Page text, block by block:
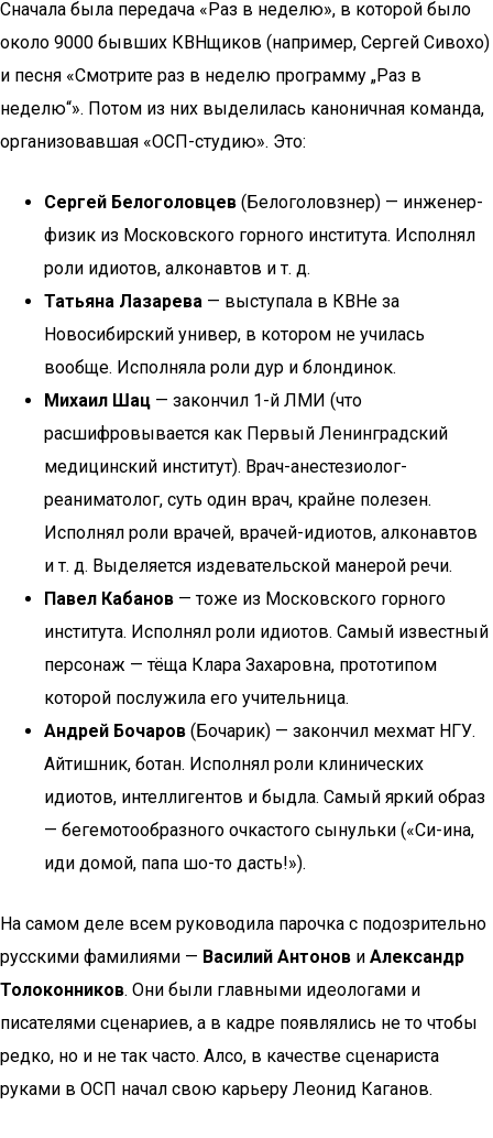
Сначала была передача «Раз в неделю», в которой было
около 9000 бывших КВНщиков (например, Сергей Сивохо)
и песня «Смотрите раз в неделю программу „Раз в
неделю“». Потом из них выделилась каноничная команда,
организовавшая «ОСП-студию». Это:
Сергей Белоголовцев (Белоголовзнер) — инженер-
физик из Московского горного института. Исполнял
роли идиотов, алконавтов и т. д.
Татьяна Лазарева — выступала в КВНе за
Новосибирский универ, в котором не училась
вообще. Исполняла роли дур и блондинок.
Михаил Шац — закончил 1-й ЛМИ (что
расшифровывается как Первый Ленинградский
медицинский институт). Врач-анестезиолог-
реаниматолог, суть один врач, крайне полезен.
Исполнял роли врачей, врачей-идиотов, алконавтов
и т. д. Выделяется издевательской манерой речи.
Павел Кабанов — тоже из Московского горного
института. Исполнял роли идиотов. Самый известный
персонаж — тёща Клара Захаровна, прототипом
которой послужила его учительница.
Андрей Бочаров (Бочарик) — закончил мехмат НГУ.
Айтишник, ботан. Исполнял роли клинических
идиотов, интеллигентов и быдла. Самый яркий образ
— бегемотообразного очкастого сынульки («Си-ина,
иди домой, папа шо-то дасть!»).
На самом деле всем руководила парочка с подозрительно
русскими фамилиями — Василий Антонов и Александр
Толоконников. Они были главными идеологами и
писателями сценариев, а в кадре появлялись не то чтобы
редко, но и не так часто. Алсо, в качестве сценариста
руками в ОСП начал свою карьеру Леонид Каганов.